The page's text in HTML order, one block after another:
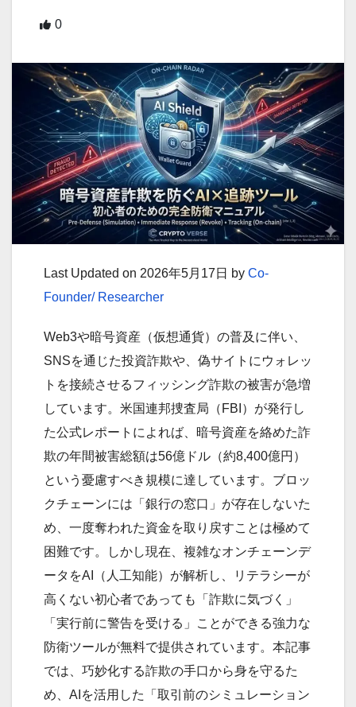
0
Last Updated on 2026年5月17日 by Co-
Founder/ Researcher
Web3や暗号資産（仮想通貨）の普及に伴い、
SNSを通じた投資詐欺や、偽サイトにウォレッ
トを接続させるフィッシング詐欺の被害が急増
しています。米国連邦捜査局（FBI）が発行し
た公式レポートによれば、暗号資産を絡めた詐
欺の年間被害総額は56億ドル（約8,400億円）
という憂慮すべき規模に達しています。ブロッ
クチェーンには「銀行の窓口」が存在しないた
め、一度奪われた資金を取り戻すことは極めて
困難です。しかし現在、複雑なオンチェーンデ
ータをAI（人工知能）が解析し、リテラシーが
高くない初心者であっても「詐欺に気づく」
「実行前に警告を受ける」ことができる強力な
防衛ツールが無料で提供されています。本記事
では、巧妙化する詐欺の手口から身を守るた
め、AIを活用した「取引前のシミュレーション